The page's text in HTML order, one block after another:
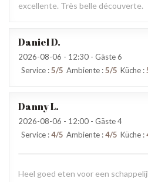
excellente. Très belle découverte.
DanielD
2026-08-06 - 12:30 - Gäste 6
Service :5/5 Ambiente :5/5 Küche :
DannyL
2026-08-06 - 12:00 - Gäste 4
Service :4/5 Ambiente :4/5 Küche :
Heel goed eten voor een